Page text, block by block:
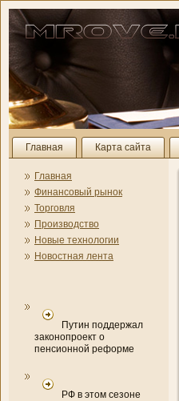
Главная Карта сайта
Главная
Финансовый рынок
Торговля
Производство
Новые технологии
Новостная лента
Путин поддержал
законопроект о
пенсионной реформе
РФ в этом сезоне